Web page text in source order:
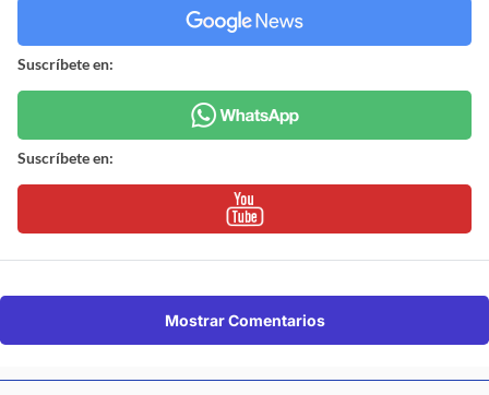
Suscríbete en:
Suscríbete en:
Mostrar Comentarios